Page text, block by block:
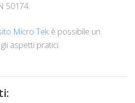
50174.
Micro Tekè possibile un
aspetti pratici.